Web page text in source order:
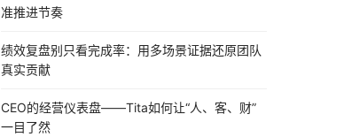
准推进节奏
绩效复盘别只看完成率：用多场景证据还原团队
真实贡献
CEO的经营仪表盘——Tita如何让“人、客、财”
一目了然